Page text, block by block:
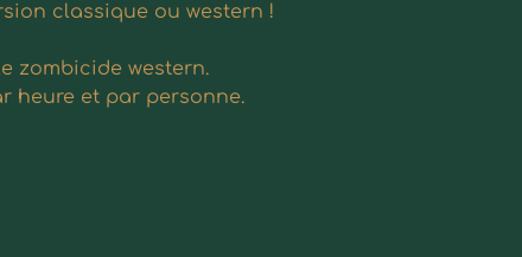
classique ou western !
zombicide western.
heure et par personne.